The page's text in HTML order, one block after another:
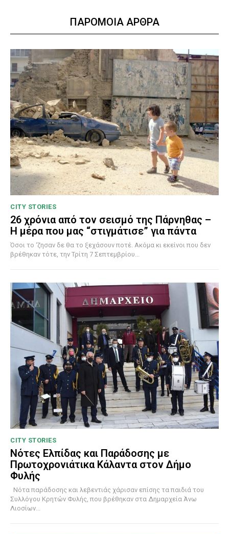
ΠΑΡΟΜΟΙΑ ΑΡΘΡΑ
CITY STORIES
26 χρόνια από τον σεισμό της Πάρνηθας –
Η μέρα που μας “στιγμάτισε” για πάντα
Όσοι το ‘ζησαν δε θα το ξεχάσουν ποτέ. Ακόμα κι εκείνοι που δεν
βρέθηκαν τότε, την Τρίτη 7 Σεπτεμβρίου...
CITY STORIES
Νότες Ελπίδας και Παράδοσης με
Πρωτοχρονιάτικα Κάλαντα στον Δήμο
Φυλής
Νότα παράδοσης και λεβεντιάς χάρισαν επίσης τα παιδιά του
Συλλόγου Κρητών Φυλής, που βρέθηκαν στα Δημαρχεία Άνω
Λιοσίων...